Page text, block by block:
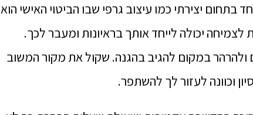
בתחום יצירתי כמו עיצוב גרפי שבו הביטוי האישי הוא
יכולה לייחד אותך בראיונות ומעבר לכך.
במקום להגיב בהגנה. שקול את מקור המשוב
וכוונה לעזור לך להשתפר.